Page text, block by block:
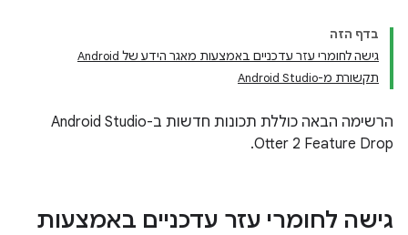
בדף הזה
גישה לחומרי עזר עדכניים באמצעות מאגר הידע של Android
תקשורת מ-Android Studio
הרשימה הבאה כוללת תכונות חדשות ב-Android Studio
Otter 2 Feature Drop.
גישה לחומרי עזר עדכניים באמצעות